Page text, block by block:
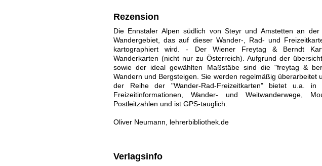
Rezension
Die Ennstaler Alpen südlich von Steyr und Amstetten an
Wandergebiet, das auf dieser Wander-, Rad- und
kartographiert wird. - Der Wiener Freytag & Berndt
Wanderkarten (nicht nur zu Österreich). Aufgrund der
sowie der ideal gewählten Maßstäbe sind die "freytag &
Wandern und Bergsteigen. Sie werden regelmäßig
der Reihe der "Wander-Rad-Freizeitkarten" bietet u.a.
Freizeitinformationen, Wander- und Weitwanderwege,
Postleitzahlen und ist GPS-tauglich.
Oliver Neumann, lehrerbibliothek.de
Verlagsinfo